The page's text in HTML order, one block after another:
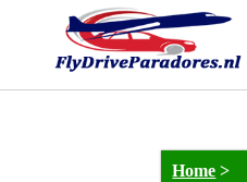
Home >